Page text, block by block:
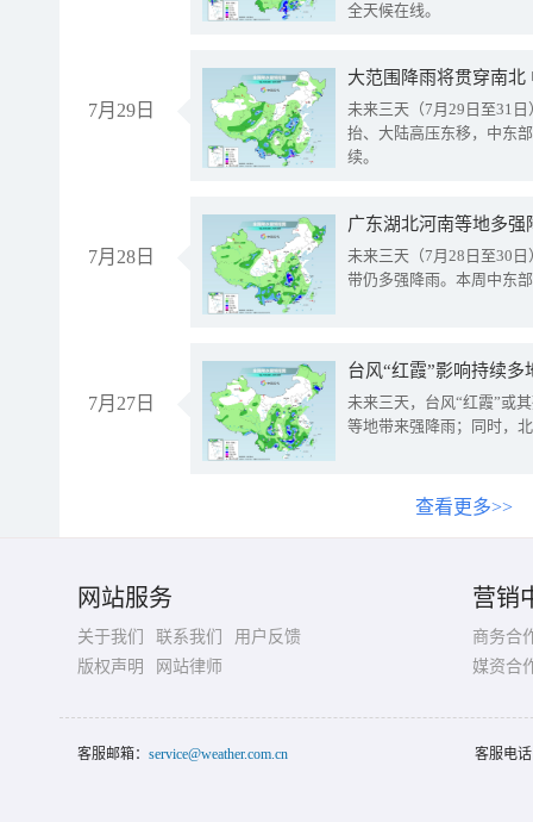
全天候在线。
7月29日
大范围降雨将贯穿南
未来三天（7月29日至31
抬、大陆高压东移，中东
续。
7月28日
广东湖北河南等地多
未来三天（7月28日至30
带仍多强降雨。本周中东
7月27日
台风“红霞”影响持续
未来三天，台风“红霞”或
等地带来强降雨；同时，
查看更多>>
网站服务
关于我们 联系我们
用户反馈
版权声明
网站律师
营销
商务合
媒资合
客服邮箱： service@weather.com.cn 客服电